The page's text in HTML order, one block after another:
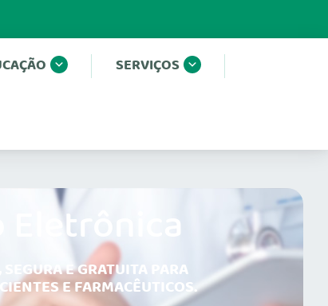
SERVIÇOS
Eletrônica
E GRATUITA PARA
E FARMACÊUTICOS.